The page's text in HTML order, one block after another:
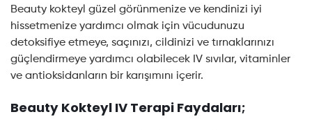
Beauty kokteyl güzel görünmenize ve kendinizi iyi
hissetmenize yardımcı olmak için vücudunuzu
detoksifiye etmeye, saçınızı, cildinizi ve tırnaklarınızı
güçlendirmeye yardımcı olabilecek IV sıvılar, vitaminler
ve antioksidanların bir karışımını içerir.
Beauty Kokteyl IV Terapi Faydaları;